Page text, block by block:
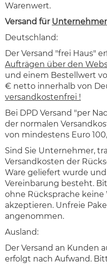
Warenwert.
Versand für Unternehmer
Deutschland:
Der Versand "frei Haus"
Aufträgen über den
und einem Bestellwert
€ netto innerhalb von
versandkostenfrei !
Bei DPD Versand "per
der normalen
von mindestens Euro
Sind Sie Unternehmer,
Versandkosten der
Ware geliefert wurde
Vereinbarung besteht.
ohne Rücksprache
akzeptieren. Unfreie
angenommen.
Ausland:
Der Versand an Kunden
erfolgt nach Aufwand.